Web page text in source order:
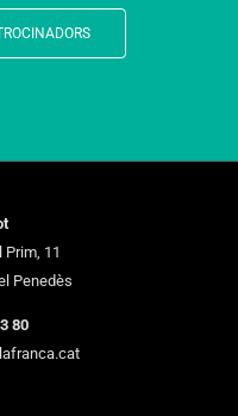
Prim, 11
Penedès
80